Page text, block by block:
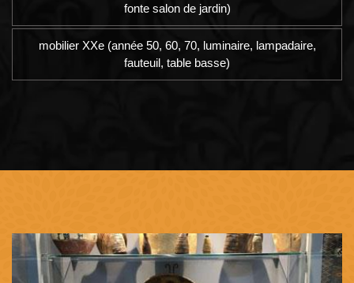
fonte salon de jardin)
mobilier XXe (année 50, 60, 70, luminaire, lampadaire,
fauteuil, table basse)